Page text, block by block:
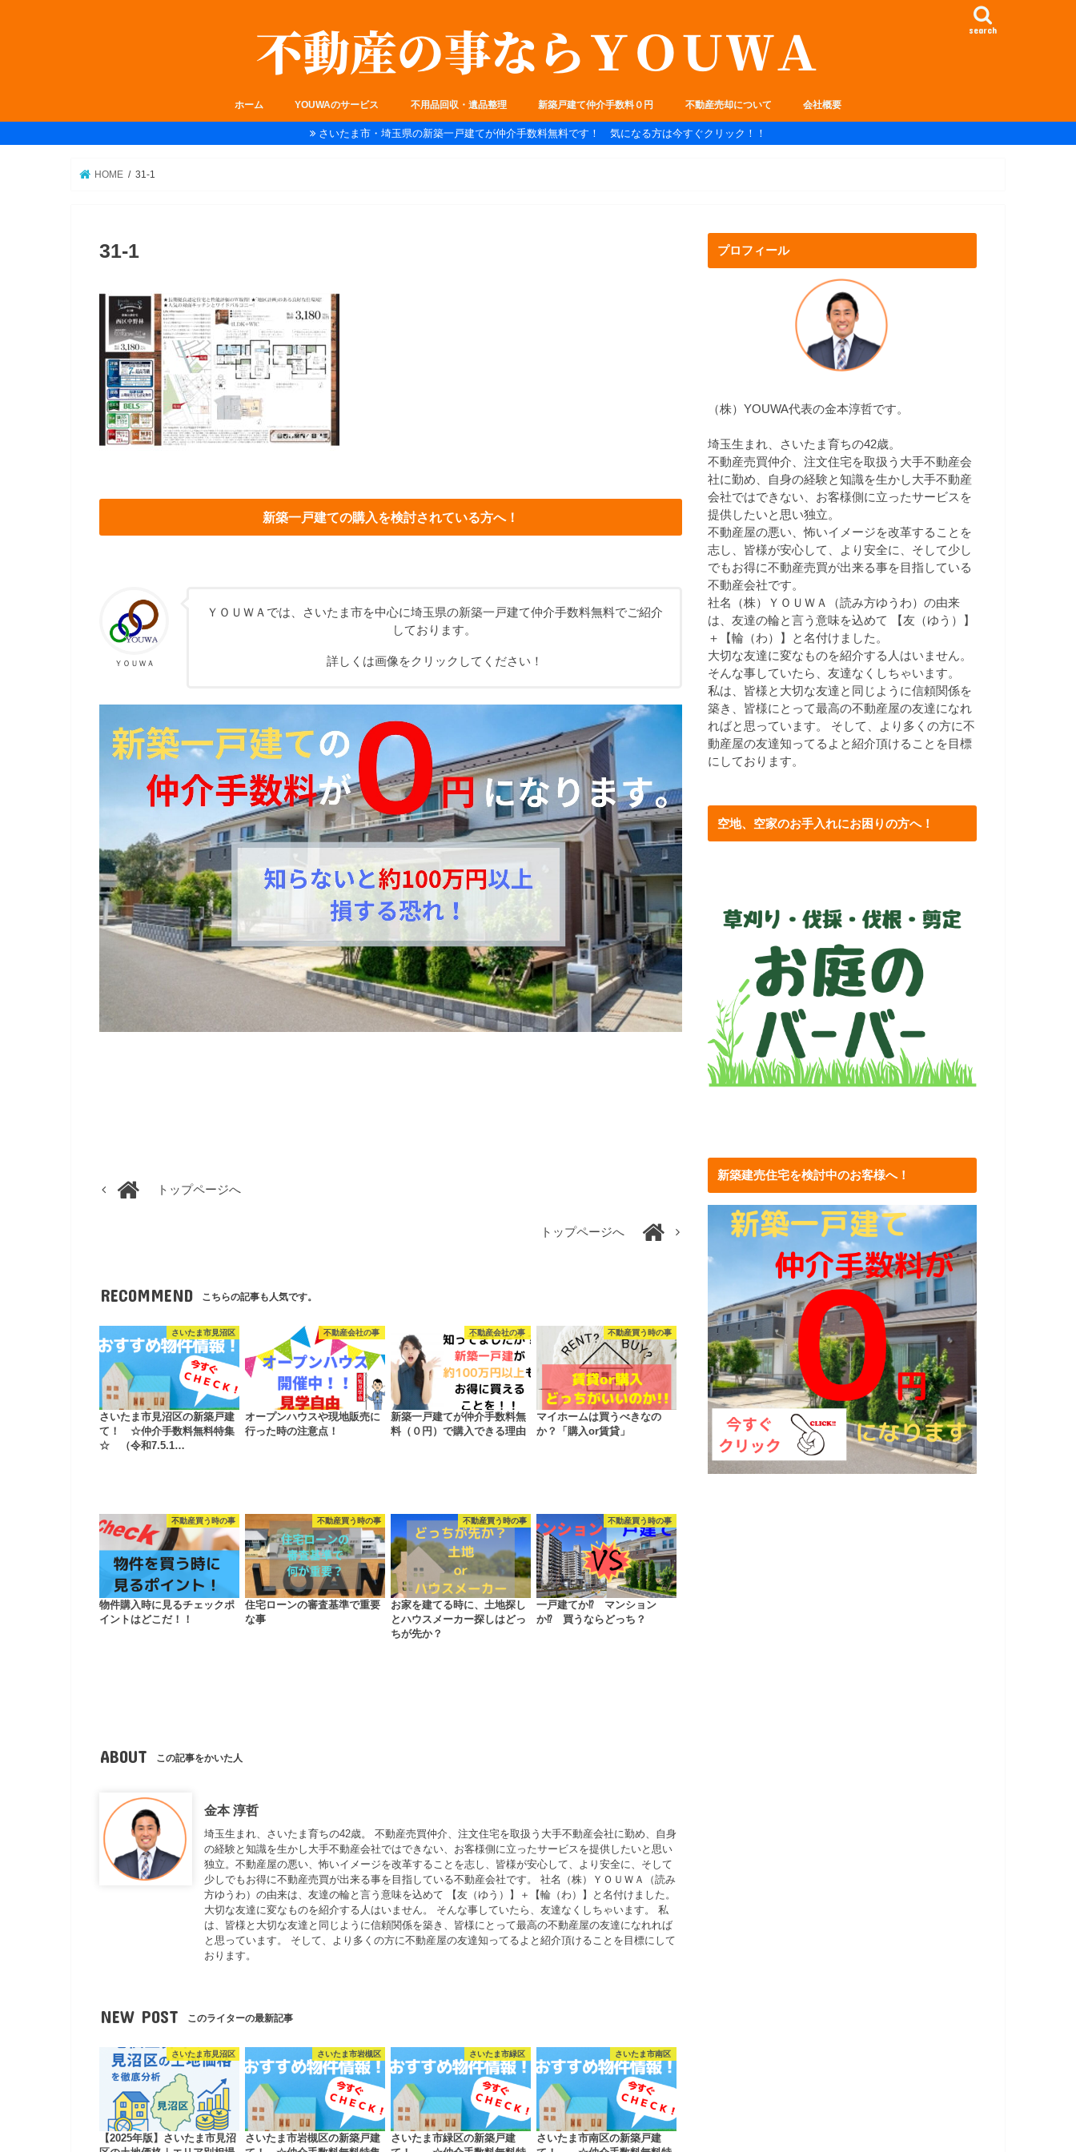
search
ホーム YOUWAのサービス 不用品回収・遺品整理 新築戸建て仲介手数料０円 不動産売却について 会社概要
さいたま市・埼玉県の新築一戸建てが仲介手数料無料です！ 気になる方は今すぐクリック！！
HOME 31-1
31-1
新築一戸建ての購入を検討されている方へ！
ＹＯＵＷＡ
ＹＯＵＷＡでは、さいたま市を中心に埼玉県の新築一戸建て仲介手数料無料でご紹介
しております。
詳しくは画像をクリックしてください！
トップページへ
トップページへ
RECOMMEND こちらの記事も人気です。
さいたま市見沼区
さいたま市見沼区の新築戸建
て！ ☆仲介手数料無料特集
☆ （令和7.5.1…
不動産会社の事
オープンハウスや現地販売に
行った時の注意点！
不動産会社の事
新築一戸建てが仲介手数料無
料（０円）で購入できる理由
不動産買う時の事
マイホームは買うべきなの
か？「購入or賃貸」
不動産買う時の事
物件購入時に見るチェックポ
イントはどこだ！！
不動産買う時の事
住宅ローンの審査基準で重要
な事
不動産買う時の事
お家を建てる時に、土地探し
とハウスメーカー探しはどっ
ちが先か？
不動産買う時の事
一戸建てか⁉ マンション
か⁉ 買うならどっち？
ABOUT この記事をかいた人
金本 淳哲
埼玉生まれ、さいたま育ちの42歳。 不動産売買仲介、注文住宅を取扱う大手不動産会社に勤め、自身
の経験と知識を生かし大手不動産会社ではできない、お客様側に立ったサービスを提供したいと思い
独立。不動産屋の悪い、怖いイメージを改革することを志し、皆様が安心して、より安全に、そして
少しでもお得に不動産売買が出来る事を目指している不動産会社です。 社名（株）ＹＯＵＷＡ（読み
方ゆうわ）の由来は、友達の輪と言う意味を込めて 【友（ゆう）】＋【輪（わ）】と名付けました。
大切な友達に変なものを紹介する人はいません。 そんな事していたら、友達なくしちゃいます。 私
は、皆様と大切な友達と同じように信頼関係を築き、皆様にとって最高の不動産屋の友達になれれば
と思っています。 そして、より多くの方に不動産屋の友達知ってるよと紹介頂けることを目標にして
おります。
NEW POST このライターの最新記事
さいたま市見沼区
【2025年版】さいたま市見沼
さいたま市岩槻区
さいたま市岩槻区の新築戸建
さいたま市緑区
さいたま市緑区の新築戸建
さいたま市南区
さいたま市南区の新築戸建
プロフィール
（株）YOUWA代表の金本淳哲です。
埼玉生まれ、さいたま育ちの42歳。
不動産売買仲介、注文住宅を取扱う大手不動産会
社に勤め、自身の経験と知識を生かし大手不動産
会社ではできない、お客様側に立ったサービスを
提供したいと思い独立。
不動産屋の悪い、怖いイメージを改革することを
志し、皆様が安心して、より安全に、そして少し
でもお得に不動産売買が出来る事を目指している
不動産会社です。
社名（株）ＹＯＵＷＡ（読み方ゆうわ）の由来
は、友達の輪と言う意味を込めて 【友（ゆう）】
＋【輪（わ）】と名付けました。
大切な友達に変なものを紹介する人はいません。
そんな事していたら、友達なくしちゃいます。
私は、皆様と大切な友達と同じように信頼関係を
築き、皆様にとって最高の不動産屋の友達になれ
ればと思っています。 そして、より多くの方に不
動産屋の友達知ってるよと紹介頂けることを目標
にしております。
空地、空家のお手入れにお困りの方へ！
新築建売住宅を検討中のお客様へ！